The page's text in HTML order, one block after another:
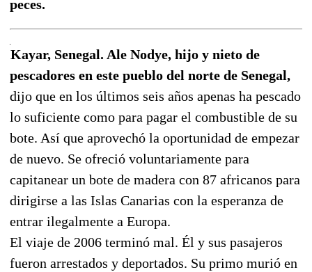
peces.
Kayar, Senegal. Ale Nodye, hijo y nieto de
pescadores en este pueblo del norte de Senegal,
dijo que en los últimos seis años apenas ha pescado
lo suficiente como para pagar el combustible de su
bote. Así que aprovechó la oportunidad de empezar
de nuevo. Se ofreció voluntariamente para
capitanear un bote de madera con 87 africanos para
dirigirse a las Islas Canarias con la esperanza de
entrar ilegalmente a Europa.
El viaje de 2006 terminó mal. Él y sus pasajeros
fueron arrestados y deportados. Su primo murió en